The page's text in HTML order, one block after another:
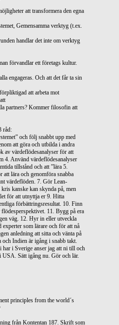
att transformera den egna
Gemensamma verktyg (t.ex.
handlar det inte om verktyg
förvandlar ett företags kultur.
engageras. Och att det får ta sin
att arbeta mot
partners? Kommer filosofin att
råd:
och följ snabbt upp med
att göra och utbilda i andra
av värdeflödesanalyser för att
4. Använd värdeflödesanalyser
tillstånd och att ”lära 5.
att lära och genomföra snabba
värdeflöden. 7. Gör Lean-
kanske kan skynda på, men
för att utnyttja er 9. Hitta
förbättringsresultat. 10. Finn
11. Bygg på era
väg. 12. Hyr in eller utveckla
experter som lärare och för att nå
anledning att sitta och vänta på
Indien är igång i snabb takt.
har i Sverige anser jag att ni till och
USA. Sätt igång nu. Gör och lär.
principles from the world´s
från Kontentan 187. Skrift som